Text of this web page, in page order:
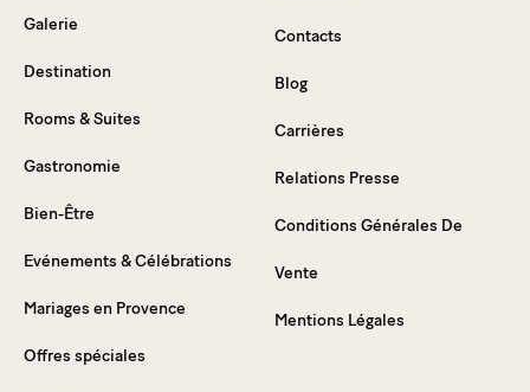
Galerie
Destination
Rooms & Suites
Gastronomie
Bien-Être
Evénements & Célébrations
Mariages en Provence
Offres spéciales
Contacts
Blog
Carrières
Relations Presse
Conditions Générales De
Vente
Mentions Légales